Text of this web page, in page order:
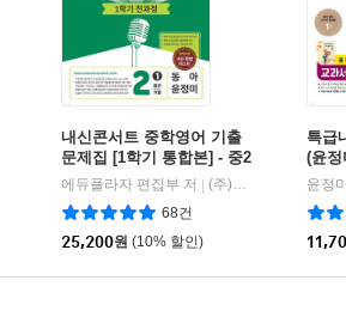
내신콘서트 중학영어 기출
문제집 [1학기 통합본] - 중2
동아 윤정미 (2026년)
에듀플라자 편집부 저 | (주)에듀플라자
68건
25,200원 (10% 할인)
특급
(윤정
6년)
윤정